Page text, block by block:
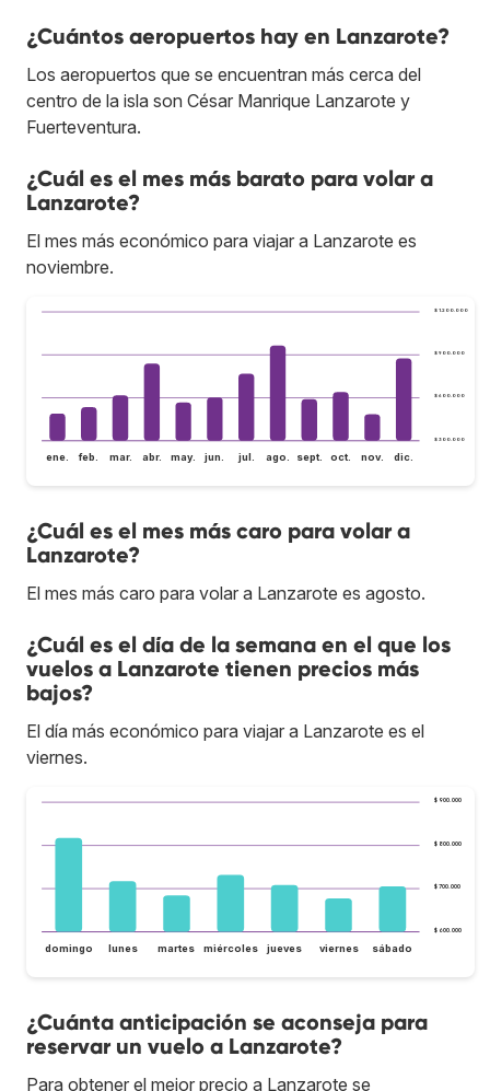
¿Cuántos aeropuertos hay en Lanzarote?
Los aeropuertos que se encuentran más cerca del
centro de la isla son César Manrique Lanzarote y
Fuerteventura.
¿Cuál es el mes más barato para volar a
Lanzarote?
El mes más económico para viajar a Lanzarote es
noviembre.
$ 300.000
$ 600.000
$ 900.000
$ 1.200.000
ene. feb. mar. abr. may. jun. jul. ago. sept. oct. nov. dic.
¿Cuál es el mes más caro para volar a
Lanzarote?
El mes más caro para volar a Lanzarote es agosto.
¿Cuál es el día de la semana en el que los
vuelos a Lanzarote tienen precios más
bajos?
El día más económico para viajar a Lanzarote es el
viernes.
$ 600.000
$ 700.000
$ 800.000
$ 900.000
domingo lunes martes miércoles jueves viernes sábado
¿Cuánta anticipación se aconseja para
reservar un vuelo a Lanzarote?
Para obtener el mejor precio a Lanzarote se